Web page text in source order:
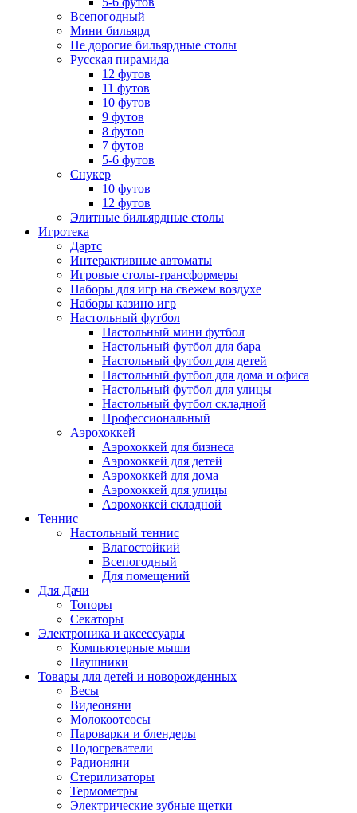
Всепогодный
Мини бильярд
Не дорогие бильярдные столы
Русская пирамида
12 футов
11 футов
10 футов
9 футов
8 футов
7 футов
5-6 футов
Снукер
10 футов
12 футов
Элитные бильярдные столы
Игротека
Дартс
Интерактивные автоматы
Игровые столы-трансформеры
Наборы для игр на свежем воздухе
Наборы казино игр
Настольный футбол
Настольный мини футбол
Настольный футбол для бара
Настольный футбол для детей
Настольный футбол для дома и офиса
Настольный футбол для улицы
Настольный футбол складной
Профессиональный
Аэрохоккей
Аэрохоккей для бизнеса
Аэрохоккей для детей
Аэрохоккей для дома
Аэрохоккей для улицы
Аэрохоккей складной
Теннис
Настольный теннис
Влагостойкий
Всепогодный
Для помещений
Для Дачи
Топоры
Секаторы
Электроника и аксессуары
Компьютерные мыши
Наушники
Товары для детей и новорожденных
Весы
Видеоняни
Молокоотсосы
Пароварки и блендеры
Подогреватели
Радионяни
Стерилизаторы
Термометры
Электрические зубные щетки